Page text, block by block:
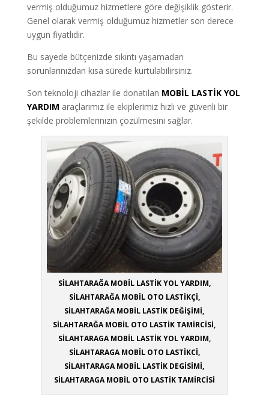
vermiş olduğumuz hizmetlere göre değişiklik gösterir.
Genel olarak vermiş olduğumuz hizmetler son derece
uygun fiyatlıdır.
Bu sayede bütçenizde sıkıntı yaşamadan
sorunlarınızdan kısa sürede kurtulabilirsiniz.
Son teknoloji cihazlar ile donatılan MOBİL LASTİK YOL
YARDIM araçlarımız ile ekiplerimiz hızlı ve güvenli bir
şekilde problemlerinizin çözülmesini sağlar.
SİLAHTARAĞA MOBİL LASTİK YOL YARDIM,
SİLAHTARAĞA MOBİL OTO LASTİKÇİ,
SİLAHTARAĞA MOBİL LASTİK DEĞİŞİMİ,
SİLAHTARAĞA MOBİL OTO LASTİK TAMİRCİSİ,
SİLAHTARAGA MOBİL LASTİK YOL YARDIM,
SİLAHTARAGA MOBİL OTO LASTİKCİ,
SİLAHTARAGA MOBİL LASTİK DEGİSİMİ,
SİLAHTARAGA MOBİL OTO LASTİK TAMİRCİSİ